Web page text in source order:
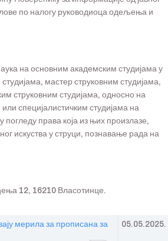
по налогу руководиоца одељења и
на основним академским студијама у
мастер струковним студијама,
струковним студијама, односно на
специјалистичким студијама на
погледу права која из њих произлазе,
искуства у струци, познавање рада на
12, 16210 Власотинце.
мерила за прописана за
05.05.2025.